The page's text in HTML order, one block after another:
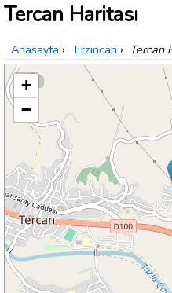
Tercan Haritası
Anasayfa › Erzincan › Tercan
+
−